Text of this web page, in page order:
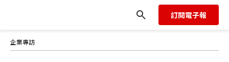
訂閱電子報
企業專訪